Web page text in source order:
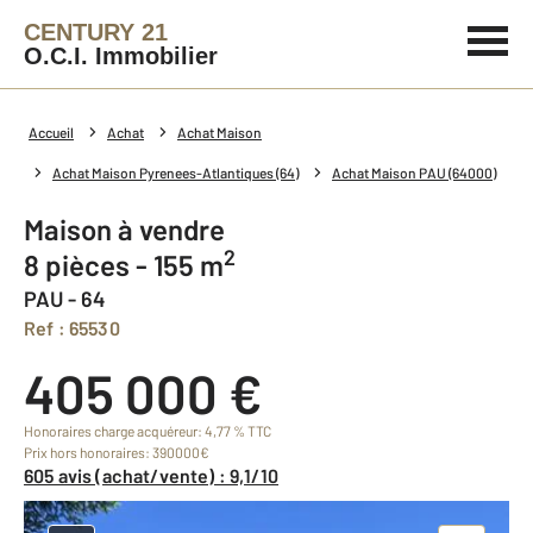
CENTURY 21
O.C.I. Immobilier
Accueil Achat Achat Maison
Achat Maison Pyrenees-Atlantiques (64) Achat Maison PAU (64000)
Maison à vendre
8 pièces - 155 m2
PAU - 64
Ref : 65530
405 000 €
Honoraires charge acquéreur: 4,77 % TTC
Prix hors honoraires: 390000€
605 avis (achat/vente) : 9,1/10